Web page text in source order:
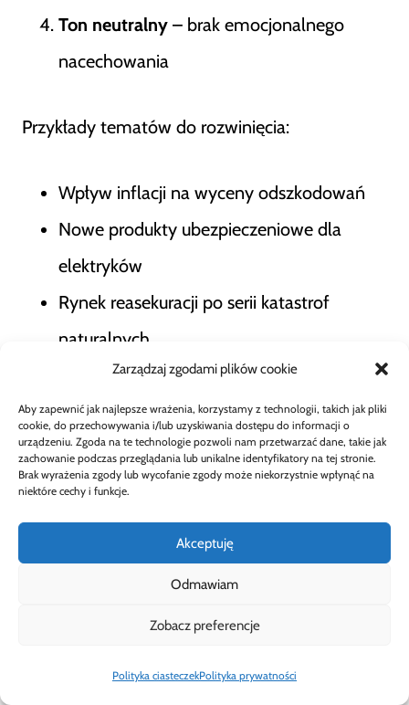
Zarządzaj zgodami plików cookie
Aby zapewnić jak najlepsze wrażenia, korzystamy z technologii, takich jak pliki
cookie, do przechowywania i/lub uzyskiwania dostępu do informacji o
urządzeniu. Zgoda na te technologie pozwoli nam przetwarzać dane, takie jak
zachowanie podczas przeglądania lub unikalne identyfikatory na tej stronie.
Brak wyrażenia zgody lub wycofanie zgody może niekorzystnie wpłynąć na
niektóre cechy i funkcje.
Akceptuję
Odmawiam
Zobacz preferencje
Polityka ciasteczekPolityka prywatności
Ton neutralny – brak emocjonalnego
nacechowania
Przykłady tematów do rozwinięcia:
Wpływ inflacji na wyceny odszkodowań
Nowe produkty ubezpieczeniowe dla
elektryków
Rynek reasekuracji po serii katastrof
naturalnych
KRUS zachęca rolników do
cyfryzacji: Jak eKRUS może
oszczędzić Twój czas?
Sprawdź podczas Dnia
eKRUS w Opolu!